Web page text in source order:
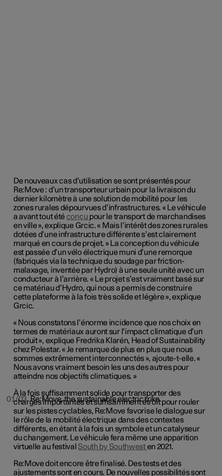
01/03 Re:Move, the sustainable electric trike.
De nouveaux cas d’utilisation se sont présentés pour
Re:Move : d’un transporteur urbain pour la livraison du
dernier kilomètre à une solution de mobilité pour les
zones rurales dépourvues d’infrastructures. « Le véhicule
a avant tout étéconçu pour le transport de marchandises
en ville », explique Grcic. « Mais l’intérêt des zones rurales
dotées d’une infrastructure différente s’est clairement
marqué en cours de projet. » La conception du véhicule
est passée d’un vélo électrique muni d’une remorque
(fabriqués via la technique du soudage par friction-
malaxage, inventée par Hydro) à une seule unité avec un
conducteur à l’arrière. « Le projet s’est vraiment basé sur
ce matériau d’Hydro, qui nous a permis de construire
cette plateforme à la fois très solide et légère », explique
Grcic.
« Nous constatons l’énorme incidence que nos choix en
termes de matériaux auront sur l’impact climatique d’un
produit », explique Fredrika Klarén, Head of Sustainability
chez Polestar. « Je remarque de plus en plus que nous
sommes extrêmement interconnectés », ajoute-t-elle. «
Nous avons vraiment besoin les uns des autres pour
atteindre nos objectifs climatiques. »
À la fois suffisamment solide pour transporter des
charges importantes et suffisamment étroit pour rouler
sur les pistes cyclables, Re:Move favorise le dialogue sur
le rôle de la mobilité électrique dans des contextes
différents, en étant à la fois un symbole et un catalyseur
du changement. Le véhicule fera même une apparition
virtuelle au festival South by Southwesten 2021.
Re:Move doit encore être finalisé. Des tests et des
ajustements sont en cours. De nouvelles possibilités sont